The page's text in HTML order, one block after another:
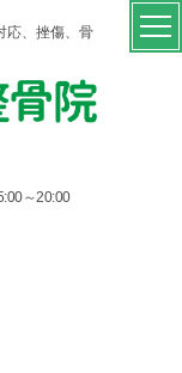
応、挫傷、骨
～20:00